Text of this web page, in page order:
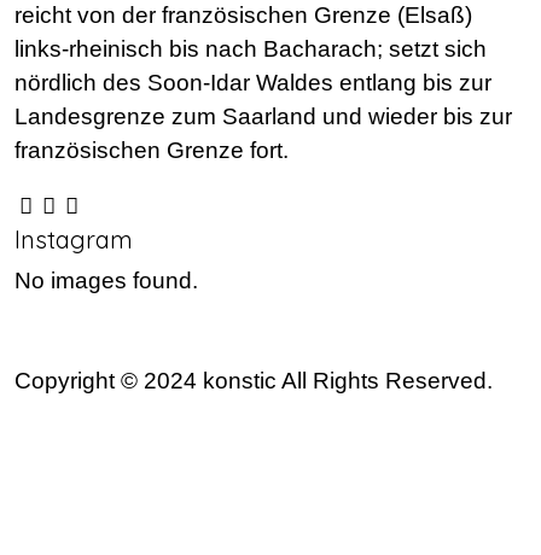
reicht von der französischen Grenze (Elsaß)
links-rheinisch bis nach Bacharach; setzt sich
nördlich des Soon-Idar Waldes entlang bis zur
Landesgrenze zum Saarland und wieder bis zur
französischen Grenze fort.
Instagram
No images found.
Copyright © 2024 konstic All Rights Reserved.